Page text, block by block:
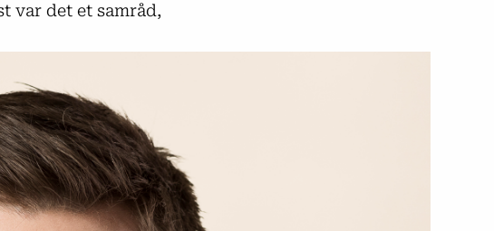
var det et samråd,